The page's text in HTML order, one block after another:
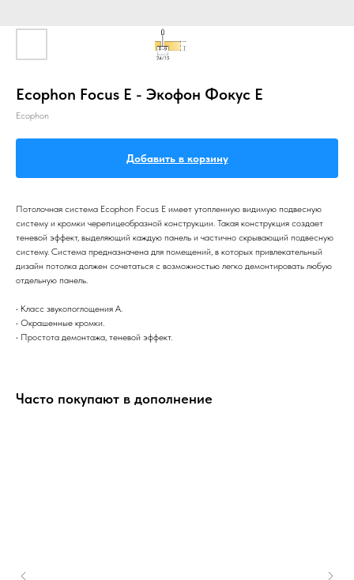
Ecophon Focus E - Экофон Фокус Е
Ecophon
Добавить в корзину
Потолочная система Ecophon Focus E имеет утопленную видимую подвесную
систему и кромки черепицеобразной конструкции. Такая конструкция создает
теневой эффект, выделяющий каждую панель и частично скрывающий подвесную
систему. Система предназначена для помещений, в которых привлекательный
дизайн потолка должен сочетаться с возможностью легко демонтировать любую
отдельную панель.
• Класс звукопоглощения A.
• Окрашенные кромки.
• Простота демонтажа, теневой эффект.
Часто покупают в дополнение